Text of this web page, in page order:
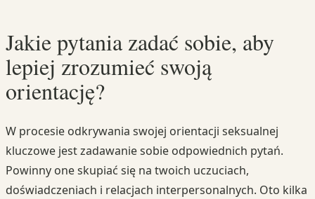
Jakie pytania zadać sobie, aby
lepiej zrozumieć swoją
orientację?
W procesie odkrywania swojej orientacji seksualnej
kluczowe jest zadawanie sobie odpowiednich pytań.
Powinny one skupiać się na twoich uczuciach,
doświadczeniach i relacjach interpersonalnych. Oto kilka